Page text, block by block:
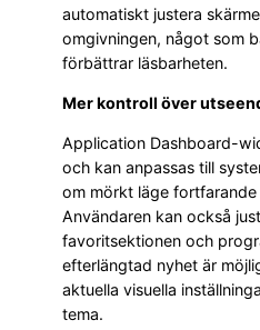
automatiskt justera
omgivningen, något som
förbättrar läsbarheten.
Mer kontroll över
Application Dashboard-
och kan anpassas till
om mörkt läge fortfarande
Användaren kan också
favoritsektionen och
efterlängtad nyhet är
aktuella visuella
tema.